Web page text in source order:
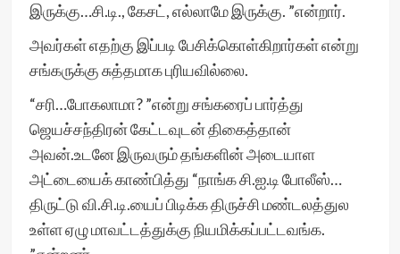
இருக்கு…சி.டி., கேசட், எல்லாமே இருக்கு. ”என்றார்.
அவர்கள் எதற்கு இப்படி பேசிக்கொள்கிறார்கள் என்று
சங்கருக்கு சுத்தமாக புரியவில்லை.
“சரி…போகலாமா? ”என்று சங்கரைப் பார்த்து
ஜெயச்சந்திரன் கேட்டவுடன் திகைத்தான்
அவன்.உடனே இருவரும் தங்களின் அடையாள
அட்டையைக் காண்பித்து “நாங்க சி.ஐ.டி போலீஸ்…
திருட்டு வி.சி.டி.யைப் பிடிக்க திருச்சி மண்டலத்துல
உள்ள ஏழு மாவட்டத்துக்கு நியமிக்கப்பட்டவங்க.